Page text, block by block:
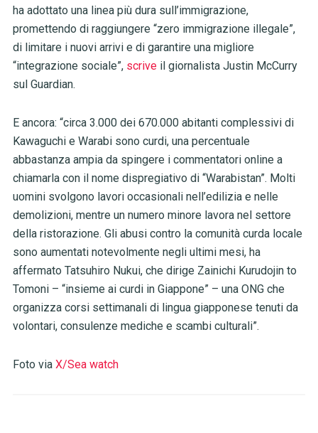
ha adottato una linea più dura sull’immigrazione,
promettendo di raggiungere “zero immigrazione illegale”,
di limitare i nuovi arrivi e di garantire una migliore
“integrazione sociale”, scriveil giornalista Justin McCurry
sul Guardian.
E ancora: “circa 3.000 dei 670.000 abitanti complessivi di
Kawaguchi e Warabi sono curdi, una percentuale
abbastanza ampia da spingere i commentatori online a
chiamarla con il nome dispregiativo di “Warabistan”. Molti
uomini svolgono lavori occasionali nell’edilizia e nelle
demolizioni, mentre un numero minore lavora nel settore
della ristorazione. Gli abusi contro la comunità curda locale
sono aumentati notevolmente negli ultimi mesi, ha
affermato Tatsuhiro Nukui, che dirige Zainichi Kurudojin to
Tomoni – “insieme ai curdi in Giappone” – una ONG che
organizza corsi settimanali di lingua giapponese tenuti da
volontari, consulenze mediche e scambi culturali”.
Foto via X/Sea watch